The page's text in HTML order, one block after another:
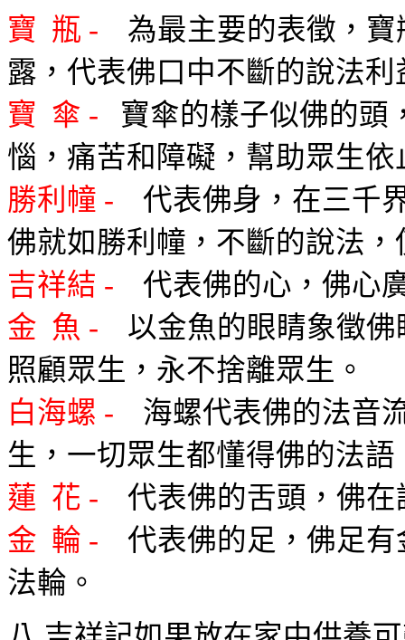
寶 瓶 -
為最主要的表徵，
露，代表佛口中不斷的說法利
寶 傘 -
寶傘的樣子似佛的頭
惱，痛苦和障礙，幫助眾生
勝利幢 -
代表佛身，在三千
佛就如勝利幢，不斷的說法
吉祥結 -
代表佛的心，佛心
金 魚 -
以金魚的眼睛象徵
照顧眾生，永不捨離眾生。
白海螺 -
海螺代表佛的法音
生，一切眾生都懂得佛的法語
蓮 花 -
代表佛的舌頭，佛
金 輪 -
代表佛的足，佛足
法輪。